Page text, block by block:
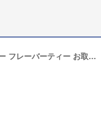
マリアージュ フレール マルコポーロ 100g缶入 TJ918 紅茶 茶葉 お茶 ティー フレーバーティー お取り寄せ セット 高級 お取り寄せ 上品 香り 美味しい 誕生日 ギフト プレゼント おしゃれ ブランド 内祝い お返し 出産 結婚 香典返し お彼岸 お礼 帰省 手土産 秋ギフト